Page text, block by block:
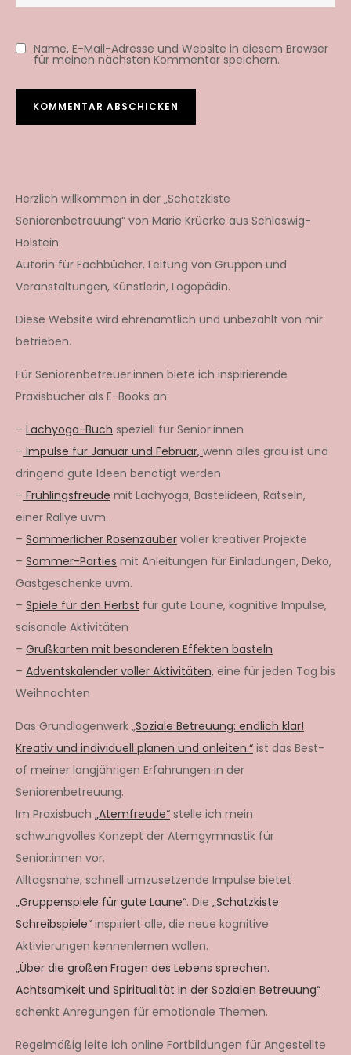
Name, E-Mail-Adresse und Website in diesem Browser
für meinen nächsten Kommentar speichern.
Herzlich willkommen in der „Schatzkiste
Seniorenbetreuung“ von Marie Krüerke aus Schleswig-
Holstein:
Autorin für Fachbücher, Leitung von Gruppen und
Veranstaltungen, Künstlerin, Logopädin.
Diese Website wird ehrenamtlich und unbezahlt von mir
betrieben.
Für Seniorenbetreuer:innen biete ich inspirierende
Praxisbücher als E-Books an:
– Lachyoga-Buch speziell für Senior:innen
– Impulse für Januar und Februar, wenn alles grau ist und
dringend gute Ideen benötigt werden
– Frühlingsfreude mit Lachyoga, Bastelideen, Rätseln,
einer Rallye uvm.
– Sommerlicher Rosenzauber voller kreativer Projekte
– Sommer-Parties mit Anleitungen für Einladungen, Deko,
Gastgeschenke uvm.
– Spiele für den Herbst für gute Laune, kognitive Impulse,
saisonale Aktivitäten
– Grußkarten mit besonderen Effekten basteln
– Adventskalender voller Aktivitäten, eine für jeden Tag bis
Weihnachten
Das Grundlagenwerk „Soziale Betreuung: endlich klar!
Kreativ und individuell planen und anleiten.“ ist das Best-
of meiner langjährigen Erfahrungen in der
Seniorenbetreuung.
Im Praxisbuch „Atemfreude“ stelle ich mein
schwungvolles Konzept der Atemgymnastik für
Senior:innen vor.
Alltagsnahe, schnell umzusetzende Impulse bietet
„Gruppenspiele für gute Laune“. Die „Schatzkiste
Schreibspiele“ inspiriert alle, die neue kognitive
Aktivierungen kennenlernen wollen.
„Über die großen Fragen des Lebens sprechen.
Achtsamkeit und Spiritualität in der Sozialen Betreuung“
schenkt Anregungen für emotionale Themen.
Regelmäßig leite ich online Fortbildungen für Angestellte